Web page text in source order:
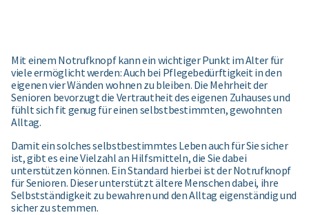
Mit einem Notrufknopf kann ein wichtiger Punkt im Alter für
viele ermöglicht werden: Auch bei Pflegebedürftigkeit in den
eigenen vier Wänden wohnen zu bleiben. Die Mehrheit der
Senioren bevorzugt die Vertrautheit des eigenen Zuhauses und
fühlt sich fit genug für einen selbstbestimmten, gewohnten
Alltag.
Damit ein solches selbstbestimmtes Leben auch für Sie sicher
ist, gibt es eine Vielzahl an Hilfsmitteln, die Sie dabei
unterstützen können. Ein Standard hierbei ist der Notrufknopf
für Senioren. Dieser unterstützt ältere Menschen dabei, ihre
Selbstständigkeit zu bewahren und den Alltag eigenständig und
sicher zu stemmen.